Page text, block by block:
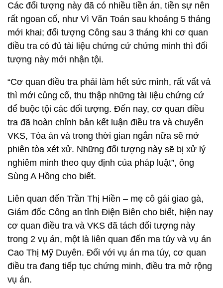
Các đối tượng này đã có nhiều tiền án, tiền sự nên
rất ngoan cố, như Vì Văn Toán sau khoảng 5 tháng
mới khai; đối tượng Công sau 3 tháng khi cơ quan
điều tra có đủ tài liệu chứng cứ chứng minh thì đối
tượng này mới nhận tội.
“Cơ quan điều tra phải làm hết sức mình, rất vất vả
thì mới củng cố, thu thập những tài liệu chứng cứ
để buộc tội các đối tượng. Đến nay, cơ quan điều
tra đã hoàn chỉnh bản kết luận điều tra và chuyển
VKS, Tòa án và trong thời gian ngắn nữa sẽ mở
phiên tòa xét xử. Những đối tượng này sẽ bị xử lý
nghiêm minh theo quy định của pháp luật”, ông
Sùng A Hồng cho biết.
Liên quan đến Trần Thị Hiền – mẹ cô gái giao gà,
Giám đốc Công an tỉnh Điện Biên cho biết, hiện nay
cơ quan điều tra và VKS đã tách đối tượng này
trong 2 vụ án, một là liên quan đến ma túy và vụ án
Cao Thị Mỹ Duyên. Đối với vụ án ma túy, cơ quan
điều tra đang tiếp tục chứng minh, điều tra mở rộng
vụ án.